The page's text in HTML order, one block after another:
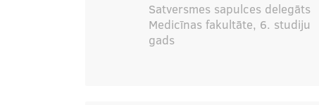
Satversmes sapulces delegāts
Medicīnas fakultāte, 6. studiju
gads